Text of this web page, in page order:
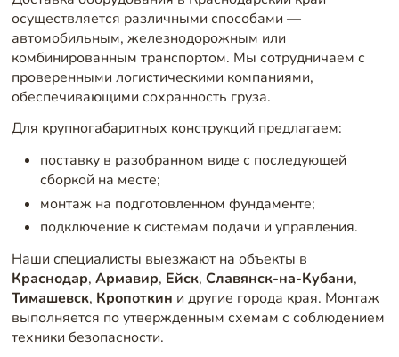
осуществляется различными способами —
автомобильным, железнодорожным или
комбинированным транспортом. Мы сотрудничаем с
проверенными логистическими компаниями,
обеспечивающими сохранность груза.
Для крупногабаритных конструкций предлагаем:
поставку в разобранном виде с последующей
сборкой на месте;
монтаж на подготовленном фундаменте;
подключение к системам подачи и управления.
Наши специалисты выезжают на объекты в
Краснодар, Армавир, Ейск, Славянск-на-Кубани,
Тимашевск, Кропоткин и другие города края. Монтаж
выполняется по утвержденным схемам с соблюдением
техники безопасности.